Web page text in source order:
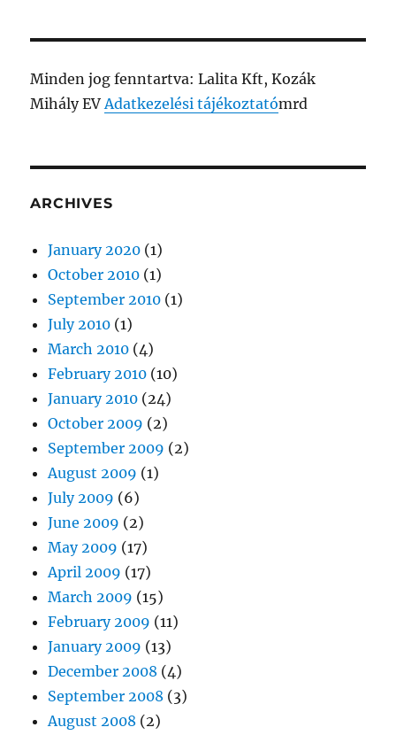
Minden jog fenntartva: Lalita Kft, Kozák
Mihály EVAdatkezelési tájékoztatómrd
ARCHIVES
January 2020 (1)
October 2010 (1)
September 2010 (1)
July 2010 (1)
March 2010 (4)
February 2010 (10)
January 2010 (24)
October 2009 (2)
September 2009 (2)
August 2009 (1)
July 2009 (6)
June 2009 (2)
May 2009 (17)
April 2009 (17)
March 2009 (15)
February 2009 (11)
January 2009 (13)
December 2008 (4)
September 2008 (3)
August 2008 (2)